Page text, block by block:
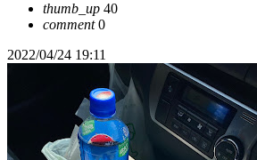
thumb_up 40
comment0
2022/04/24 19:11